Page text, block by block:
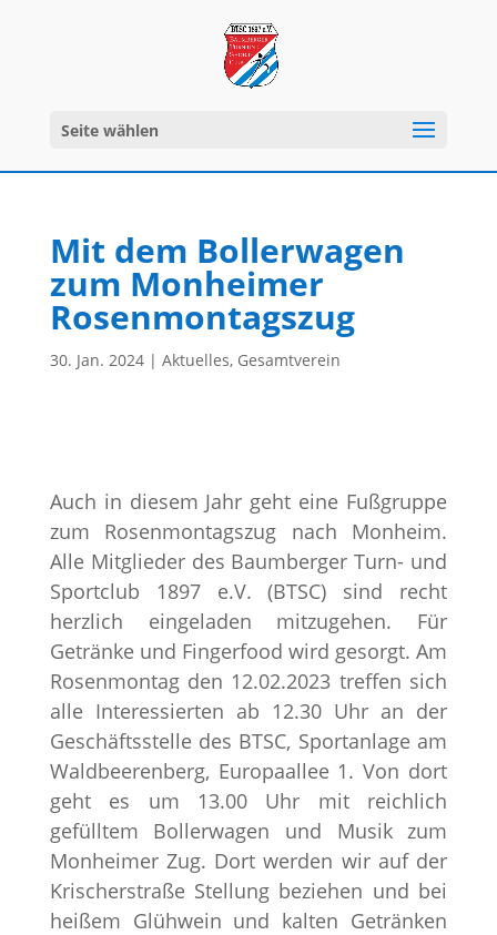
Seite wählen
Mit dem Bollerwagen
zum Monheimer
Rosenmontagszug
30. Jan. 2024| Aktuelles, Gesamtverein
Auch in diesem Jahr geht eine Fußgruppe
zum Rosenmontagszug nach Monheim.
Alle Mitglieder des Baumberger Turn- und
Sportclub 1897 e.V. (BTSC) sind recht
herzlich eingeladen mitzugehen. Für
Getränke und Fingerfood wird gesorgt. Am
Rosenmontag den 12.02.2023 treffen sich
alle Interessierten ab 12.30 Uhr an der
Geschäftsstelle des BTSC, Sportanlage am
Waldbeerenberg, Europaallee 1. Von dort
geht es um 13.00 Uhr mit reichlich
gefülltem Bollerwagen und Musik zum
Monheimer Zug. Dort werden wir auf der
Krischerstraße Stellung beziehen und bei
heißem Glühwein und kalten Getränken